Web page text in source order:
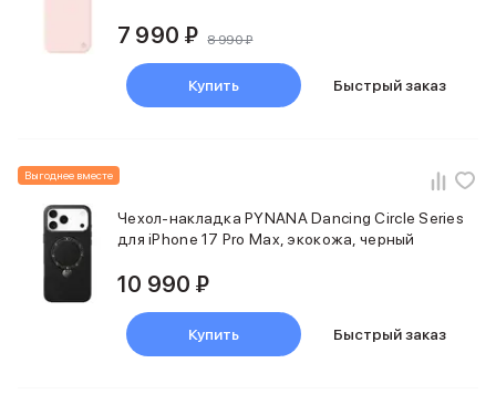
7 990 ₽ 8 990 ₽
Купить Быстрый заказ
Выгоднее вместе
Чехол-накладка PYNANA Dancing Circle Series
для iPhone 17 Pro Max, экокожа, черный
10 990 ₽
Купить Быстрый заказ